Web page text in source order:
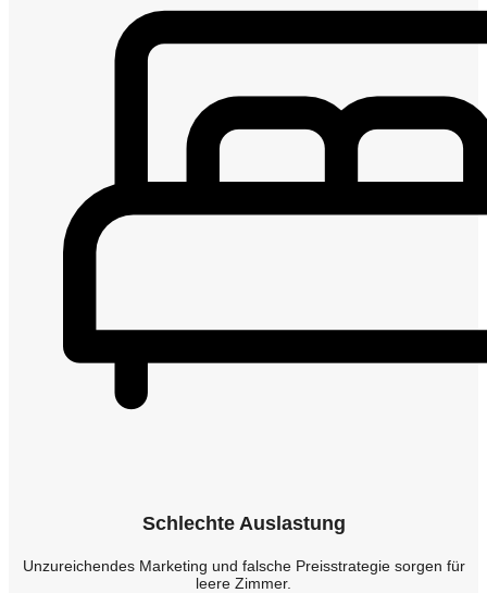
Schlechte Auslastung
Unzureichendes Marketing und falsche Preisstrategie sorgen für
leere Zimmer.